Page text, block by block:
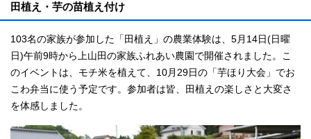
田植え・芋の苗植え付け
103名の家族が参加した「田植え」の農業体験は、5月14日(日曜
日)午前9時から上山田の家族ふれあい農園で開催されました。こ
のイベントは、モチ米を植えて、10月29日の「芋ほり大会」でお
こわ弁当に使う予定です。参加者は皆、田植えの楽しさと大変さ
を体感しました。